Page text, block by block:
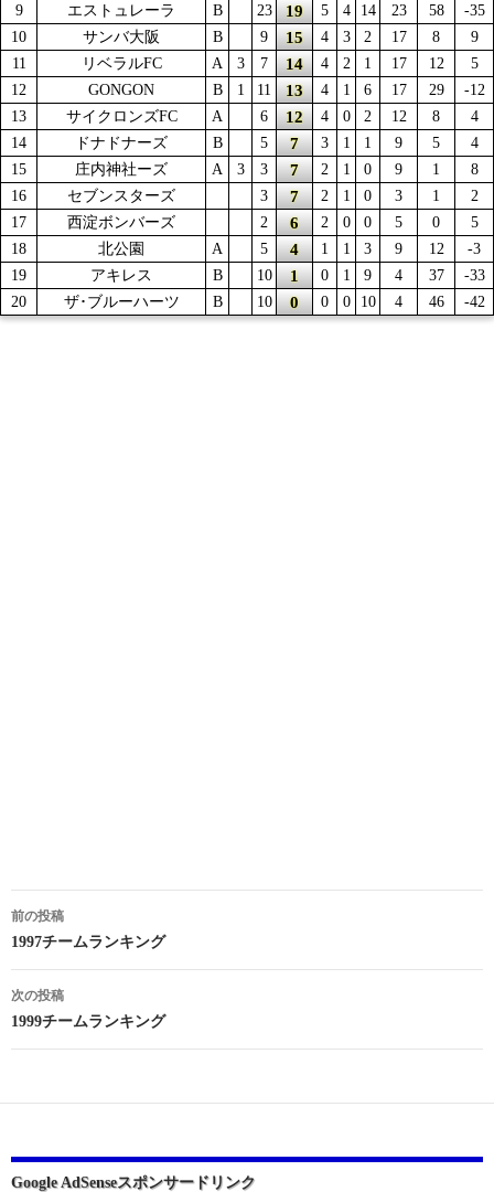
9
エストュレーラ B 23 19 5 4 14 23 58
-35
10
サンバ大阪 B 9 15 4 3 2 17 8
9
11
リベラルFC A 3 7 14 4 2 1 17 12
5
12
GONGON B 1 11 13 4 1 6 17 29
-12
13
サイクロンズFC A 6 12 4 0 2 12 8
4
14
ドナドナーズ B 5 7 3 1 1 9 5
4
15
庄内神社ーズ A 3 3 7 2 1 0 9 1
8
16
セブンスターズ 3 7 2 1 0 3 1
2
17
西淀ボンバーズ 2 6 2 0 0 5 0
5
18
北公園 A 5 4 1 1 3 9 12
-3
19
アキレス B 10 1 0 1 9 4 37
-33
20
ザ･ブルーハーツ B 10 0 0 0 10 4 46 -42
投
稿
ナ
ビ
ー
ョ
前の投稿
1997チームランキング
次の投稿
1999チームランキング
Google AdSenseスポンサードリンク